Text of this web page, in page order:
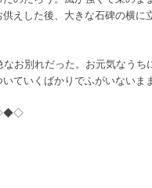
えした後、大きな石碑の横
お別れだった。お元気なう
ていくばかりでふがいないま